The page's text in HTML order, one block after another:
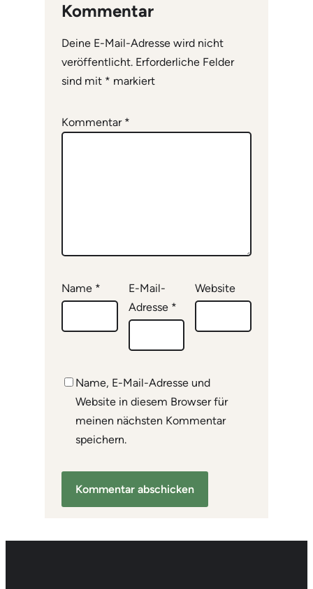
Kommentar
Deine E-Mail-Adresse wird nicht
veröffentlicht. Erforderliche Felder
sind mit * markiert
Kommentar *
Name *
E-Mail-
Adresse *
Website
Name, E-Mail-Adresse und
Website in diesem Browser für
meinen nächsten Kommentar
speichern.